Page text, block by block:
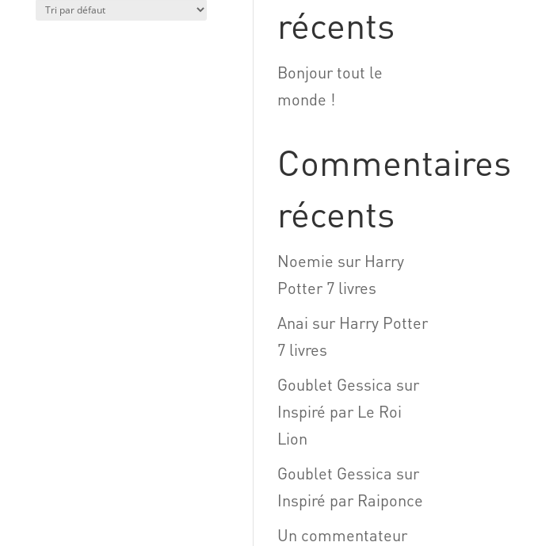
récents
Bonjour tout le
monde !
Commentaires
récents
Noemie sur Harry
Potter 7 livres
Anai sur Harry Potter
7 livres
Goublet Gessica sur
Inspiré par Le Roi
Lion
Goublet Gessica sur
Inspiré par Raiponce
Un commentateur